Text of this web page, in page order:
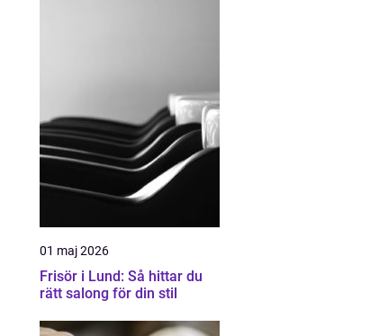
01 maj 2026
Frisör i Lund: Så hittar du
rätt salong för din stil